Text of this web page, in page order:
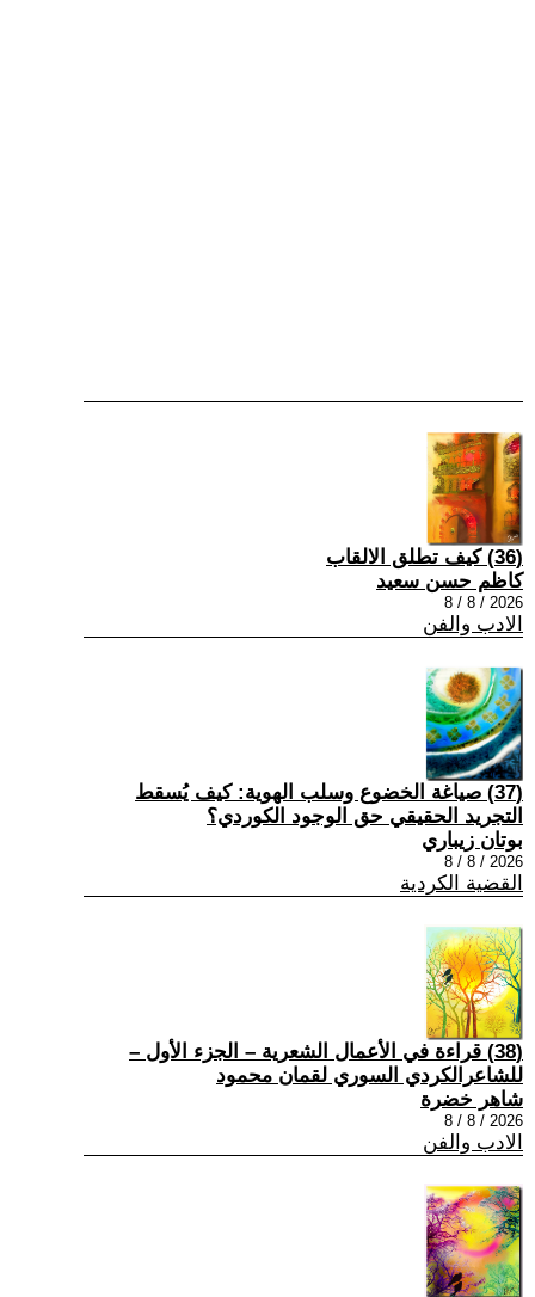
(36) كيف تطلق الالقاب
كاظم حسن سعيد
2026 / 8 / 8
الادب والفن
(37) صياغة الخضوع وسلب الهوية: كيف يُسقط
التجريد الحقيقي حق الوجود الكوردي؟
بوتان زيباري
2026 / 8 / 8
القضية الكردية
(38) قراءة في الأعمال الشعرية – الجزء الأول –
للشاعرالكردي السوري لقمان محمود
شاهر خضرة
2026 / 8 / 8
الادب والفن